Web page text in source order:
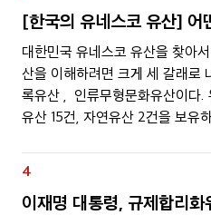
[한국의 유네스코 유산] 어
대한민국 유네스코 유산을 찾아
산을 이해하려면 크게 세 갈래로
록유산 , 인류무형문화유산이다.
유산 15건, 자연유산 2건을 보유
4
이재명 대통령, 규제합리화